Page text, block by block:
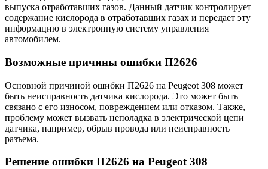
выпуска отработавших газов. Данный датчик контролирует
содержание кислорода в отработавших газах и передает эту
информацию в электронную систему управления
автомобилем.
Возможные причины ошибки П2626
Основной причиной ошибки П2626 на Peugeot 308 может
быть неисправность датчика кислорода. Это может быть
связано с его износом, повреждением или отказом. Также,
проблему может вызвать неполадка в электрической цепи
датчика, например, обрыв провода или неисправность
разъема.
Решение ошибки П2626 на Peugeot 308